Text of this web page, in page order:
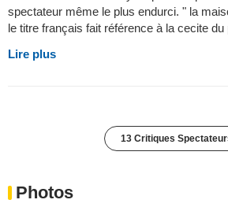
spectateur même le plus endurci. " la
le titre français fait référence à la cecite du
Lire plus
13 Critiques
Photos